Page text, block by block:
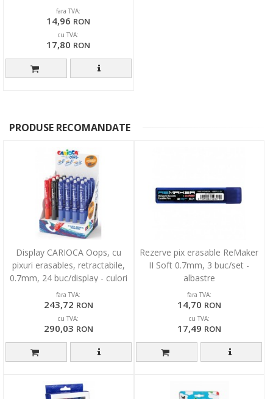
fara TVA:
14,96 RON
cu TVA:
17,80 RON
PRODUSE RECOMANDATE
Display CARIOCA Oops, cu
pixuri erasables, retractabile,
0.7mm, 24 buc/display - culori
asortate
fara TVA:
243,72 RON
cu TVA:
290,03 RON
Rezerve pix erasable ReMaker
II Soft 0.7mm, 3 buc/set -
albastre
fara TVA:
14,70 RON
cu TVA:
17,49 RON